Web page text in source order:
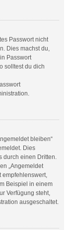
Passwort nicht
Dies machst du,
Passwort
solltest du dich
bleiben“
Dies
durch einen Dritten.
„Angemeldet
empfehlenswert,
Beispiel in einem
Verfügung steht,
ausgeschaltet.